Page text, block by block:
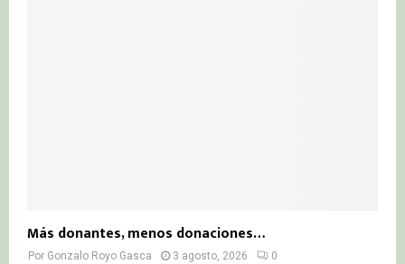
Más donantes, menos donaciones…
Por Gonzalo Royo Gasca 3 agosto, 2026 0